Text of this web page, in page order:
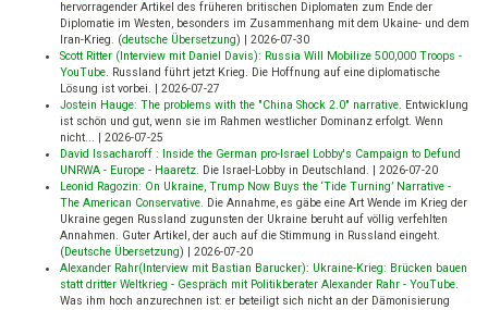
hervorragender Artikel des früheren britischen Diplomaten zum Ende der
Diplomatie im Westen, besonders im Zusammenhang mit dem Ukaine- und dem
Iran-Krieg. (deutsche Übersetzung)
2026-07-30
Scott Ritter (Interview mit Daniel Davis): Russia Will Mobilize 500,000 Troops -
YouTube. Russland führt jetzt Krieg. Die Hoffnung auf eine diplomatische
Lösung ist vorbei.
2026-07-27
Jostein Hauge: The problems with the "China Shock 2.0" narrative. Entwicklung
ist schön und gut, wenn sie im Rahmen westlicher Dominanz erfolgt. Wenn
nicht...
2026-07-25
David Issacharoff : Inside the German pro-Israel Lobby's Campaign to Defund
UNRWA - Europe - Haaretz. Die Israel-Lobby in Deutschland.
2026-07-20
Leonid Ragozin: On Ukraine, Trump Now Buys the ‘Tide Turning’ Narrative -
The American Conservative. Die Annahme, es gäbe eine Art Wende im Krieg der
Ukraine gegen Russland zugunsten der Ukraine beruht auf völlig verfehlten
Annahmen. Guter Artikel, der auch auf die Stimmung in Russland eingeht.
(Deutsche Übersetzung)
2026-07-20
Alexander Rahr(Interview mit Bastian Barucker): Ukraine-Krieg: Brücken bauen
statt dritter Weltkrieg - Gespräch mit Politikberater Alexander Rahr - YouTube.
Was ihm hoch anzurechnen ist: er beteiligt sich nicht an der Dämonisierung